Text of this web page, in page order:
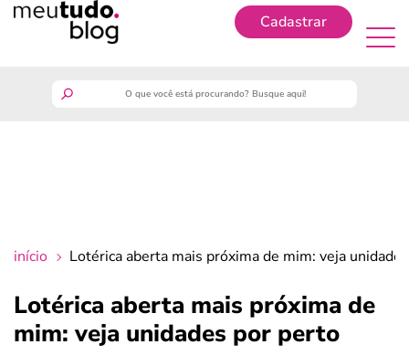
Cadastrar
crédito fácil
início Lotérica aberta mais próxima de mim: veja
Lotérica aberta mais próxima de
mim: veja unidades por perto